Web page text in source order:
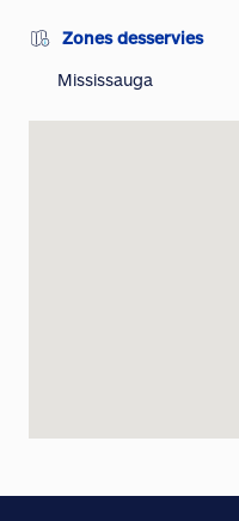
Zones desservies
Mississauga